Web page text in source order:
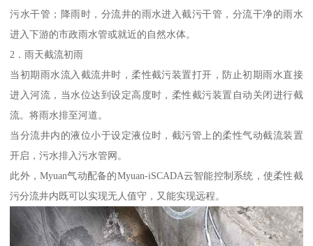
污水干管；降雨时，分流井的雨水进入截污干管，分流干净的雨水
进入下游的市政雨水管或就近的自然水体。
2．雨天截流初雨
当初期雨水流入截流井时，柔性截污装置打开，防止初期雨水直接
进入河流，当水位达到设定高度时，柔性截污装置自动关闭进行截
流。将雨水排至河道。
当分流井内的液位小于设定液位时，截污管上的柔性气动截流装置
开启，污水排入污水管网。
此外，Myuan气动配备的Myuan-iSCADA云智能控制系统，使柔性截
污分流井内既可以实现无人值守，又能实现远程。